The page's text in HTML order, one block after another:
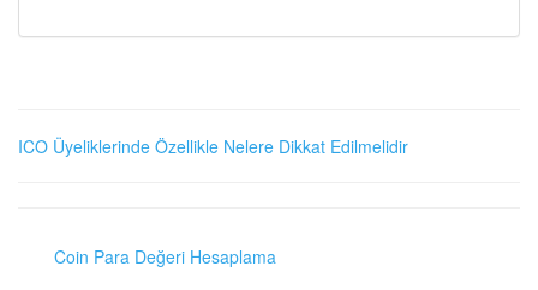
ICO Üyeliklerinde Özellikle Nelere Dikkat Edilmelidir
Coin Para Değeri Hesaplama